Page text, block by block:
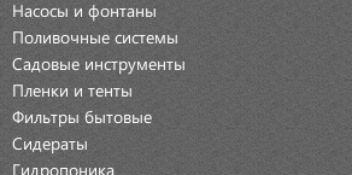
Насосы и фонтаны
Поливочные системы
Садовые инструменты
Пленки и тенты
Фильтры бытовые
Сидераты
Гидропоника